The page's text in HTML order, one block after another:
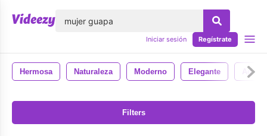
Iniciar sesión Regístrate
Hermosa Naturaleza Moderno Elegante Agua
Filters